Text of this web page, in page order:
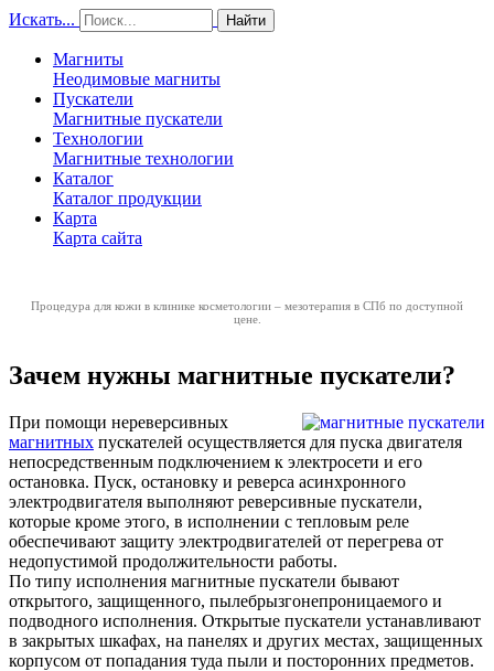
Искать... Найти
Магниты
Неодимовые магниты
Пускатели
Магнитные пускатели
Технологии
Магнитные технологии
Каталог
Каталог продукции
Карта
Карта сайта
Процедура для кожи в клинике косметологии – мезотерапия в СПб по доступной
цене.
Зачем нужны магнитные пускатели?
При помощи нереверсивных
магнитных пускателей осуществляется для пуска двигателя
непосредственным подключением к электросети и его
остановка. Пуск, остановку и реверса асинхронного
электродвигателя выполняют реверсивные пускатели,
которые кроме этого, в исполнении с тепловым реле
обеспечивают защиту электродвигателей от перегрева от
недопустимой продолжительности работы.
По типу исполнения магнитные пускатели бывают
открытого, защищенного, пылебрызгонепроницаемого и
подводного исполнения. Открытые пускатели устанавливают
в закрытых шкафах, на панелях и других местах, защищенных
корпусом от попадания туда пыли и посторонних предметов.